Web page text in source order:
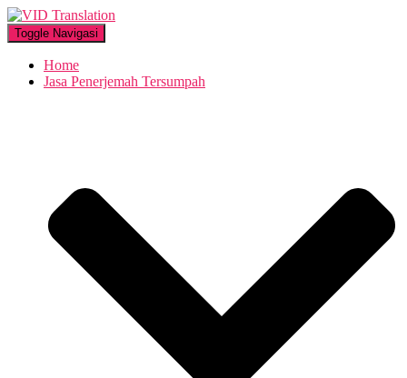
Toggle Navigasi
Home
Jasa Penerjemah Tersumpah